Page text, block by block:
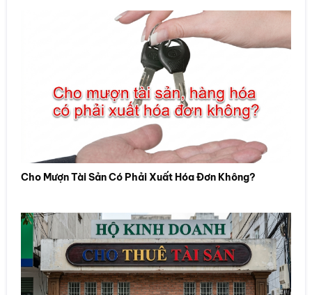
Cho Mượn Tài Sản Có Phải Xuất Hóa Đơn Không?